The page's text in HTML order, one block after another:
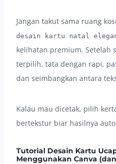
Jangan takut sama ruang
desain kartu natal
kelihatan premium. Setelah
terpilih, tata dengan rapi,
dan seimbangkan antara
Kalau mau dicetak, pilih
bertekstur biar hasilnya
Tutorial Desain Kartu
Menggunakan Canva